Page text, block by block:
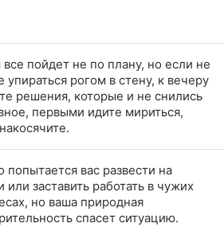
пойдет не по плану, но если не
упираться рогом в стену, к вечеру
решения, которые и не снились
первыми идите мириться,
попытается вас развести на
или заставить работать в чужих
но ваша природная
спасет ситуацию.